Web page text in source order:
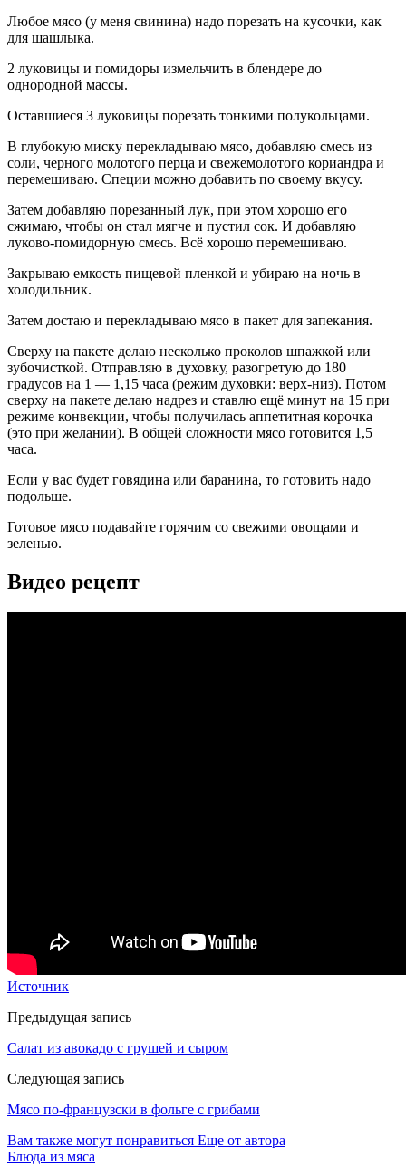
Любое мясо (у меня свинина) надо порезать на кусочки, как
для шашлыка.
2 луковицы и помидоры измельчить в блендере до
однородной массы.
Оставшиеся 3 луковицы порезать тонкими полукольцами.
В глубокую миску перекладываю мясо, добавляю смесь из
соли, черного молотого перца и свежемолотого кориандра и
перемешиваю. Специи можно добавить по своему вкусу.
Затем добавляю порезанный лук, при этом хорошо его
сжимаю, чтобы он стал мягче и пустил сок. И добавляю
луково-помидорную смесь. Всё хорошо перемешиваю.
Закрываю емкость пищевой пленкой и убираю на ночь в
холодильник.
Затем достаю и перекладываю мясо в пакет для запекания.
Сверху на пакете делаю несколько проколов шпажкой или
зубочисткой. Отправляю в духовку, разогретую до 180
градусов на 1 — 1,15 часа (режим духовки: верх-низ). Потом
сверху на пакете делаю надрез и ставлю ещё минут на 15 при
режиме конвекции, чтобы получилась аппетитная корочка
(это при желании). В общей сложности мясо готовится 1,5
часа.
Если у вас будет говядина или баранина, то готовить надо
подольше.
Готовое мясо подавайте горячим со свежими овощами и
зеленью.
Видео рецепт
Источник
Предыдущая запись
Салат из авокадо с грушей и сыром
Следующая запись
Мясо по-французски в фольге с грибами
Вам также могут понравиться Еще от автора
Блюда из мяса